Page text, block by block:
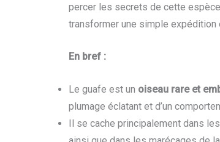
percer les secrets de cette
transformer une simple expédition
En bref :
Le guafe est un oiseau rare et
plumage éclatant et d’un
Il se cache principalement dans